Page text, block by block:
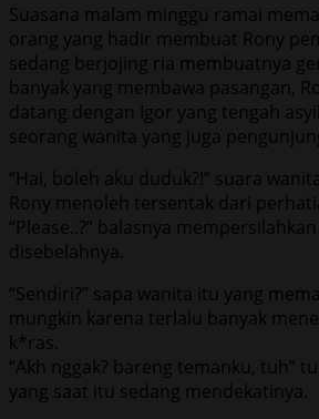
Suasana malam minggu ramai
orang yang hadir membuat Rony
sedang berjojing ria membuatnya
banyak yang membawa pasangan,
datang dengan Igor yang tengah
seorang wanita yang juga
“Hai, boleh aku duduk?!” suara
Rony menoleh tersentak dari
“Please..?” balasnya
disebelahnya.
“Sendiri?” sapa wanita itu yang
mungkin karena terlalu banyak
k*ras.
“Akh nggak? bareng temanku, tuh”
yang saat itu sedang mendekatinya.